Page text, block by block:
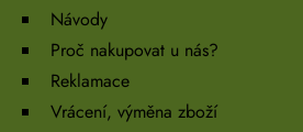
Návody
Proč nakupovat u nás?
Reklamace
Vrácení, výměna zboží